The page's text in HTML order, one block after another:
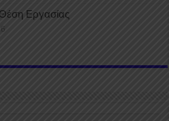
Εργασίας